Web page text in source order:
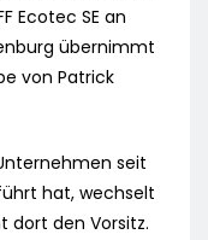
Ecotec SE an
übernimmt
von Patrick
seit
hat, wechselt
dort den Vorsitz.